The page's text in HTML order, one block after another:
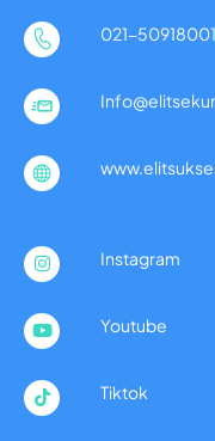
021-50918001
Instagram
Youtube
Tiktok